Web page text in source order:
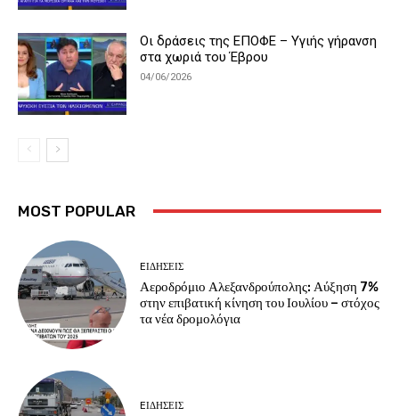
Οι δράσεις της ΕΠΟΦΕ – Υγιής γήρανση
στα χωριά του Έβρου
04/06/2026
MOST POPULAR
EΙΔΗΣΕΙΣ
Αεροδρόμιο Αλεξανδρούπολης: Αύξηση 7%
στην επιβατική κίνηση του Ιουλίου – στόχος
τα νέα δρομολόγια
EΙΔΗΣΕΙΣ